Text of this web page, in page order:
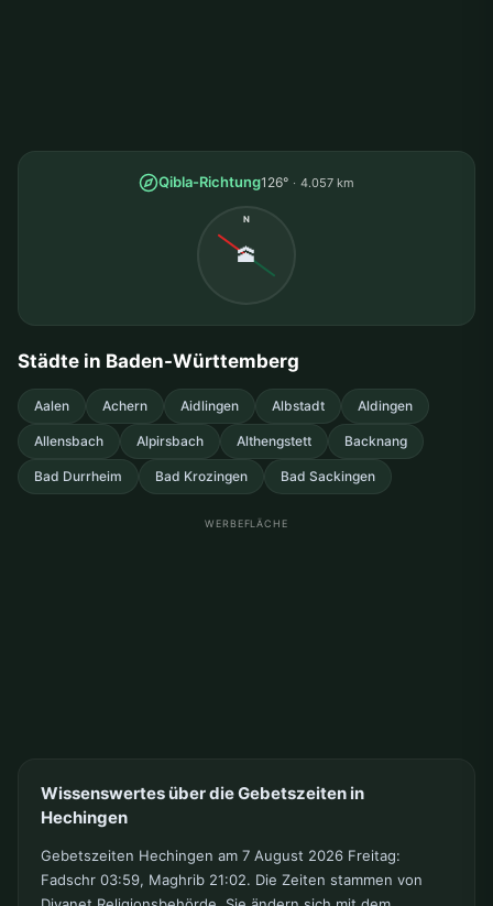
Qibla-Richtung126° 4.057 km
N
🕋
Städte in Baden-Württemberg
Aalen Achern Aidlingen Albstadt Aldingen
Allensbach Alpirsbach Althengstett Backnang
Bad Durrheim Bad Krozingen Bad Sackingen
WERBEFLÄCHE
Wissenswertes über die Gebetszeiten in
Hechingen
Gebetszeiten Hechingen am 7 August 2026 Freitag:
Fadschr 03:59, Maghrib 21:02. Die Zeiten stammen von